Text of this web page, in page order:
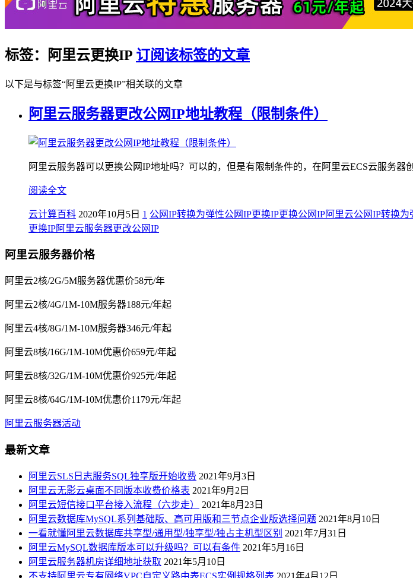
标签：阿里云更换IP 订阅该标签的文章
以下是与标签“阿里云更换IP”相关联的文章
阿里云服务器更改公网IP地址教程（限制条件）
阿里云服务器可以更换公网IP地址吗？可以的，但是有限制条件的，在阿里云ECS云服务
阅读全文
云计算百科 2020年10月5日 1 公网IP转换为弹性公网IP更换IP更换公网IP阿里云公网IP转换为
更换IP阿里云服务器更改公网IP
阿里云服务器价格
阿里云2核/2G/5M服务器优惠价58元/年
阿里云2核/4G/1M-10M服务器188元/年起
阿里云4核/8G/1M-10M服务器346元/年起
阿里云8核/16G/1M-10M优惠价659元/年起
阿里云8核/32G/1M-10M优惠价925元/年起
阿里云8核/64G/1M-10M优惠价1179元/年起
阿里云服务器活动
最新文章
阿里云SLS日志服务SQL独享版开始收费 2021年9月3日
阿里云无影云桌面不同版本收费价格表 2021年9月2日
阿里云短信接口平台接入流程（六步走）
2021年8月23日
阿里云数据库MySQL系列基础版、高可用版和三节点企业版选择问题 2021年8月10日
一看就懂阿里云数据库共享型/通用型/独享型/独占主机型区别 2021年7月31日
阿里云MySQL数据库版本可以升级吗？可以有条件 2021年5月16日
阿里云服务器机房详细地址获取 2021年5月10日
不支持阿里云专有网络VPC自定义路由表ECS实例规格列表 2021年4月12日